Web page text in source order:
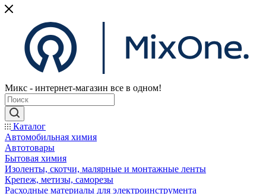
Микс - интернет-магазин все в одном!
Каталог
Автомобильная химия
Автотовары
Бытовая химия
Изоленты, скотчи, малярные и монтажные ленты
Крепеж, метизы, саморезы
Расходные материалы для электроинструмента